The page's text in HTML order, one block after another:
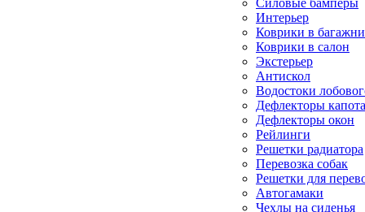
Силовые бамперы
Интерьер
Коврики в
Коврики в салон
Экстерьер
Антискол
Водостоки
Дефлекторы капота
Дефлекторы окон
Рейлинги
Решетки радиатора
Перевозка собак
Решетки для
Автогамаки
Чехлы на сиденья